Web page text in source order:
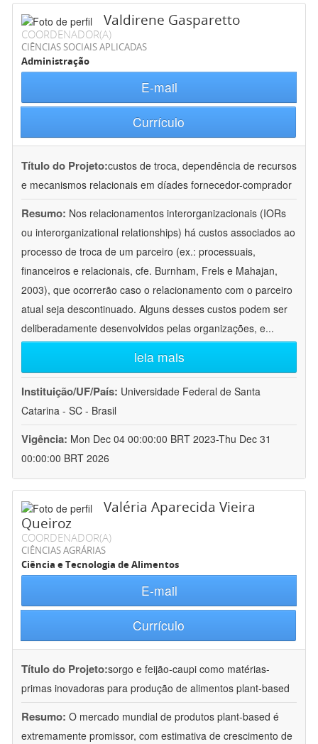
Valdirene Gasparetto
COORDENADOR(A)
CIÊNCIAS SOCIAIS APLICADAS
Administração
E-mail
Currículo
Título do Projeto:custos de troca, dependência de recursos
e mecanismos relacionais em díades fornecedor-comprador
Resumo: Nos relacionamentos interorganizacionais (IORs
ou interorganizational relationships) há custos associados ao
processo de troca de um parceiro (ex.: processuais,
financeiros e relacionais, cfe. Burnham, Frels e Mahajan,
2003), que ocorrerão caso o relacionamento com o parceiro
atual seja descontinuado. Alguns desses custos podem ser
deliberadamente desenvolvidos pelas organizações, e...
leia mais
Instituição/UF/País: Universidade Federal de Santa
Catarina - SC - Brasil
Vigência: Mon Dec 04 00:00:00 BRT 2023-Thu Dec 31
00:00:00 BRT 2026
Valéria Aparecida Vieira
Queiroz
COORDENADOR(A)
CIÊNCIAS AGRÁRIAS
Ciência e Tecnologia de Alimentos
E-mail
Currículo
Título do Projeto:sorgo e feijão-caupi como matérias-
primas inovadoras para produção de alimentos plant-based
Resumo: O mercado mundial de produtos plant-based é
extremamente promissor, com estimativa de crescimento de